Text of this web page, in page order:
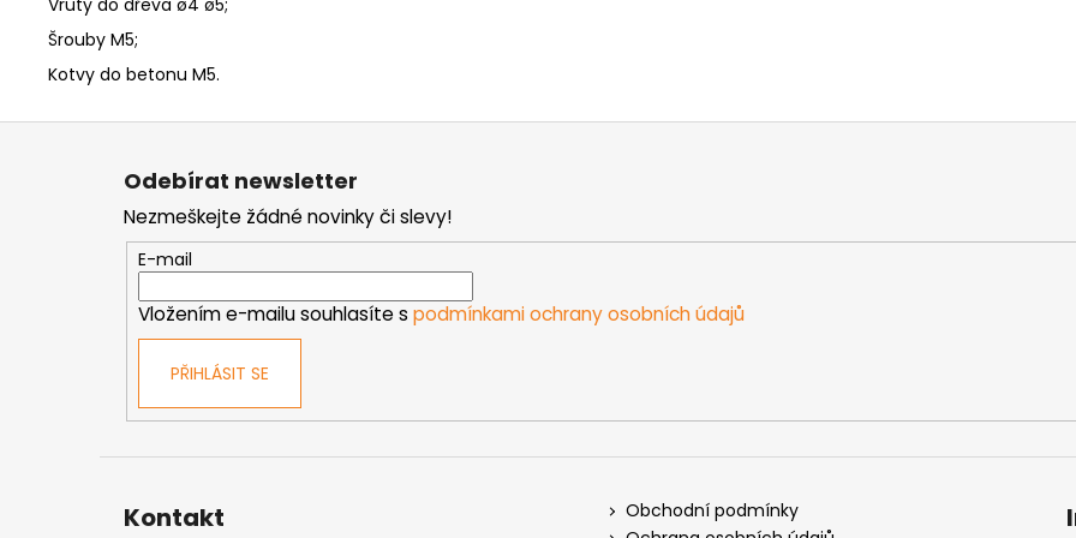
Vruty do dřeva ø4 ø5;
Šrouby M5;
Kotvy do betonu M5.
Z
Odebírat newsletter
Nezmeškejte žádné novinky či slevy!
E-mail
Vložením e-mailu souhlasíte s podmínkami ochrany osobních údajů
PŘIHLÁSIT SE
Kontakt
Obchodní podmínky